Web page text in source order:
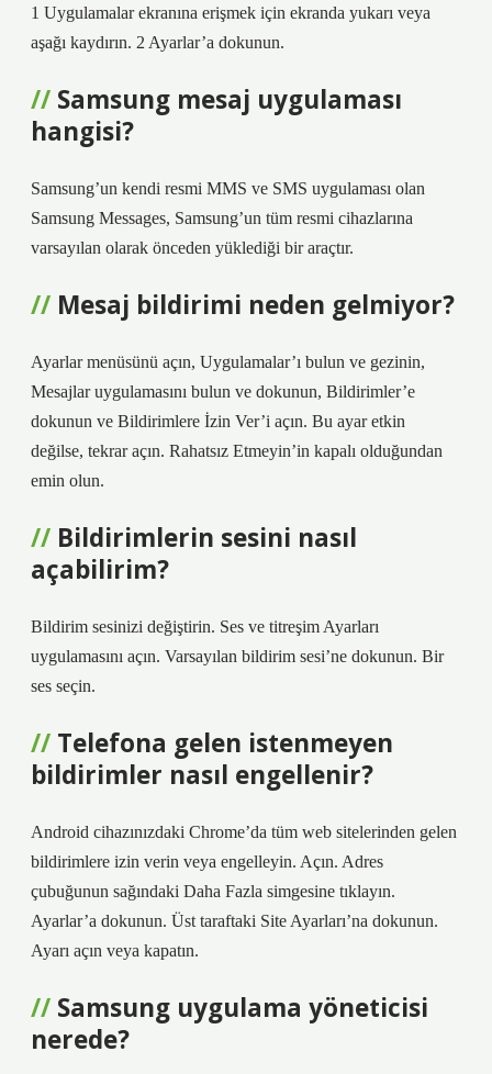
1 Uygulamalar ekranına erişmek için ekranda yukarı veya
aşağı kaydırın. 2 Ayarlar’a dokunun.
Samsung mesaj uygulaması
hangisi?
Samsung’un kendi resmi MMS ve SMS uygulaması olan
Samsung Messages, Samsung’un tüm resmi cihazlarına
varsayılan olarak önceden yüklediği bir araçtır.
Mesaj bildirimi neden gelmiyor?
Ayarlar menüsünü açın, Uygulamalar’ı bulun ve gezinin,
Mesajlar uygulamasını bulun ve dokunun, Bildirimler’e
dokunun ve Bildirimlere İzin Ver’i açın. Bu ayar etkin
değilse, tekrar açın. Rahatsız Etmeyin’in kapalı olduğundan
emin olun.
Bildirimlerin sesini nasıl
açabilirim?
Bildirim sesinizi değiştirin. Ses ve titreşim Ayarları
uygulamasını açın. Varsayılan bildirim sesi’ne dokunun. Bir
ses seçin.
Telefona gelen istenmeyen
bildirimler nasıl engellenir?
Android cihazınızdaki Chrome’da tüm web sitelerinden gelen
bildirimlere izin verin veya engelleyin. Açın. Adres
çubuğunun sağındaki Daha Fazla simgesine tıklayın.
Ayarlar’a dokunun. Üst taraftaki Site Ayarları’na dokunun.
Ayarı açın veya kapatın.
Samsung uygulama yöneticisi
nerede?